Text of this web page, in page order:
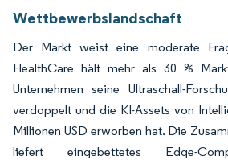
Wettbewerbslandschaft
Der Markt weist eine moderate
HealthCare hält mehr als 30 %
Unternehmen seine Ultraschall-
verdoppelt und die KI-Assets von
Millionen USD erworben hat. Die
liefert eingebettetes Edge-